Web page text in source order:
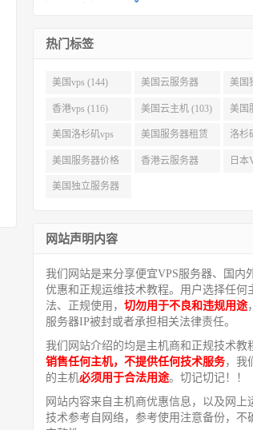
热门标签
美国vps (144) 美国云服务器
(143)
美国
(118)
香港vps (116) 美国云主机 (103) 美国
(99)
美国洛杉矶vps
(94)
美国服务器租赁
(91)
洛杉
美国服务器价格
(82)
香港云服务器 日本
美国独立服务器
网站声明内容
我们网站是来分享便宜VPS服务器、国内
优惠和正规运维技术教程。用户选择任何
法、正规使用， 切勿用于不良和违规用途
服务器IP被封或者承担相关法律责任。
我们网站介绍的均是主机商和正规技术教
销售任何主机，不提供任何技术服务，我
的主机必须用于合法用途。切记切记！！
网站内容来自主机商优惠信息，以及网上
技术参考自网络，参考使用注意备份，不